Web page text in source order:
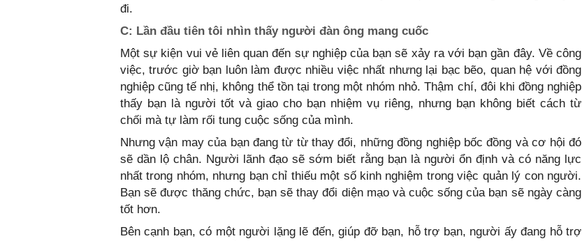
đi.
C: Lần đầu tiên tôi nhìn thấy người đàn ông mang cuốc
Một sự kiện vui vẻ liên quan đến sự nghiệp của bạn sẽ xảy ra với bạn gần đây. Về công
việc, trước giờ bạn luôn làm được nhiều việc nhất nhưng lại bạc bẽo, quan hệ với đồng
nghiệp cũng tế nhị, không thể tồn tại trong một nhóm nhỏ. Thậm chí, đôi khi đồng nghiệp
thấy bạn là người tốt và giao cho bạn nhiệm vụ riêng, nhưng bạn không biết cách từ
chối mà tự làm rối tung cuộc sống của mình.
Nhưng vận may của bạn đang từ từ thay đổi, những đồng nghiệp bốc đồng và cơ hội đó
sẽ dần lộ chân. Người lãnh đạo sẽ sớm biết rằng bạn là người ổn định và có năng lực
nhất trong nhóm, nhưng bạn chỉ thiếu một số kinh nghiệm trong việc quản lý con người.
Bạn sẽ được thăng chức, bạn sẽ thay đổi diện mạo và cuộc sống của bạn sẽ ngày càng
tốt hơn.
Bên cạnh bạn, có một người lặng lẽ đến, giúp đỡ bạn, hỗ trợ bạn, người ấy đang hỗ trợ